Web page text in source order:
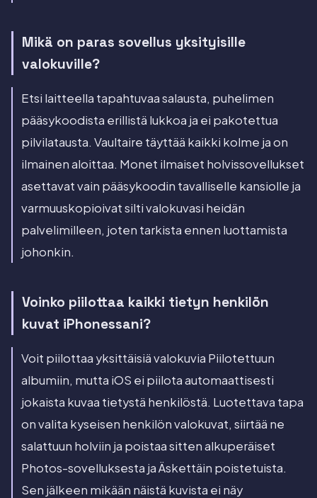
Mikä on paras sovellus yksityisille
valokuville?
Etsi laitteella tapahtuvaa salausta, puhelimen
pääsykoodista erillistä lukkoa ja ei pakotettua
pilvilatausta. Vaultaire täyttää kaikki kolme ja on
ilmainen aloittaa. Monet ilmaiset holvissovellukset
asettavat vain pääsykoodin tavalliselle kansiolle ja
varmuuskopioivat silti valokuvasi heidän
palvelimilleen, joten tarkista ennen luottamista
johonkin.
Voinko piilottaa kaikki tietyn henkilön
kuvat iPhonessani?
Voit piilottaa yksittäisiä valokuvia Piilotettuun
albumiin, mutta iOS ei piilota automaattisesti
jokaista kuvaa tietystä henkilöstä. Luotettava tapa
on valita kyseisen henkilön valokuvat, siirtää ne
salattuun holviin ja poistaa sitten alkuperäiset
Photos-sovelluksesta ja Äskettäin poistetuista.
Sen jälkeen mikään näistä kuvista ei näy